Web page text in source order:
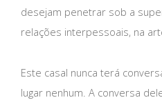
desejam penetrar sob a
relações interpessoais, na
Este casal nunca terá
lugar nenhum. A conversa